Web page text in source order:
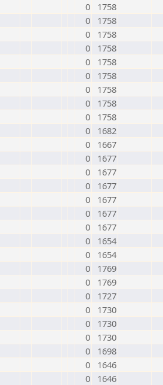
0
1758
0
1758
0
1758
0
1758
0
1758
0
1758
0
1758
0
1758
0
1758
0
1682
0
1667
0
1677
0
1677
0
1677
0
1677
0
1677
0
1677
0
1654
0
1654
0
1769
0
1769
0
1727
0
1730
0
1730
0
1730
0
1698
0
1646
0 1646